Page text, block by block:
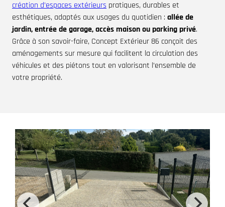
création d’espaces extérieurs pratiques, durables et
esthétiques, adaptés aux usages du quotidien : allée de
jardin, entrée de garage, accès maison ou parking privé.
Grâce à son savoir-faire, Concept Extérieur 86 conçoit des
aménagements sur mesure qui facilitent la circulation des
véhicules et des piétons tout en valorisant l’ensemble de
votre propriété.